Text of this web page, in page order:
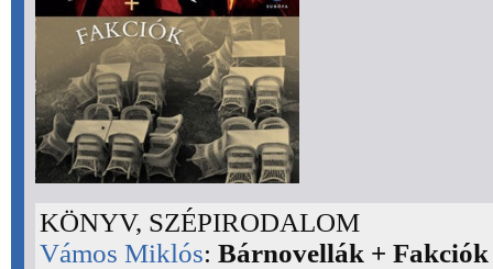
KÖNYV, SZÉPIRODALOM
Vámos Miklós: Bárnovellák + Fakciók